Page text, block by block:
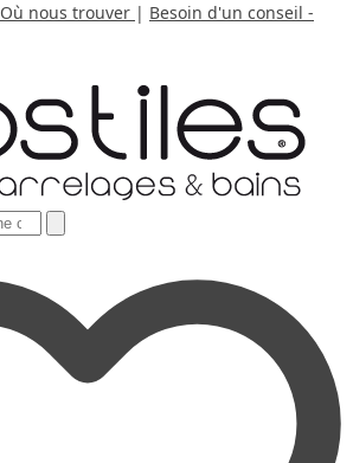
Où nous trouver | Besoin d'un conseil -